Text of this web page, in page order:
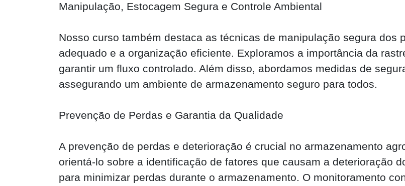
Manipulação, Estocagem Segura e Controle Ambiental
Nosso curso também destaca as técnicas de manipulação segura dos
adequado e a organização eficiente. Exploramos a importância da
garantir um fluxo controlado. Além disso, abordamos medidas de
assegurando um ambiente de armazenamento seguro para todos.
Prevenção de Perdas e Garantia da Qualidade
A prevenção de perdas e deterioração é crucial no armazenamento
orientá-lo sobre a identificação de fatores que causam a deterioração
para minimizar perdas durante o armazenamento. O monitoramento